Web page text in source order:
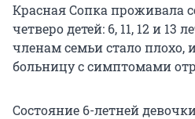
Красная Сопка проживала
четверо детей: 6, 11, 12 и 13
членам семьи стало плохо,
больницу с симптомами
Состояние 6-летней